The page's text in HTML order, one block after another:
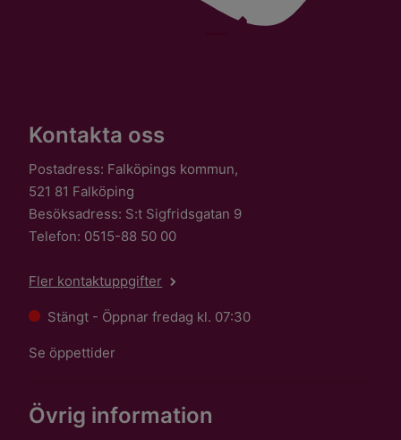
Kontakta oss
Postadress: Falköpings kommun,
521 81 Falköping
Besöksadress: S:t Sigfridsgatan 9
Telefon: 0515-88 50 00
Fler kontaktuppgifter
Stängt - Öppnar fredag kl. 07:30
Se öppettider
Övrig information